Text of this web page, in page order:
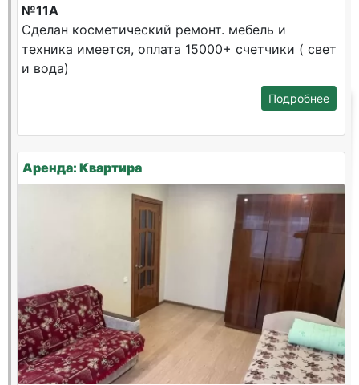
№11А
Сделан косметический ремонт. мебель и
техника имеется, оплата 15000+ счетчики ( свет
и вода)
Подробнее
Аренда: Квартира